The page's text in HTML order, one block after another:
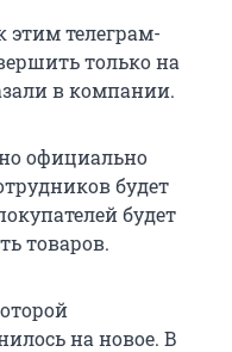
этим телеграм-
только на
в компании.
официально
будет
будет
товаров.
на новое. В